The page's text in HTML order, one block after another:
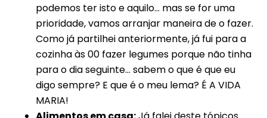
podemos ter isto e aquilo… mas se for uma
prioridade, vamos arranjar maneira de o fazer.
Como já partilhei anteriormente, já fui para a
cozinha às 00 fazer legumes porque não tinha
para o dia seguinte… sabem o que é que eu
digo sempre? E que é o meu lema? É A VIDA
MARIA!